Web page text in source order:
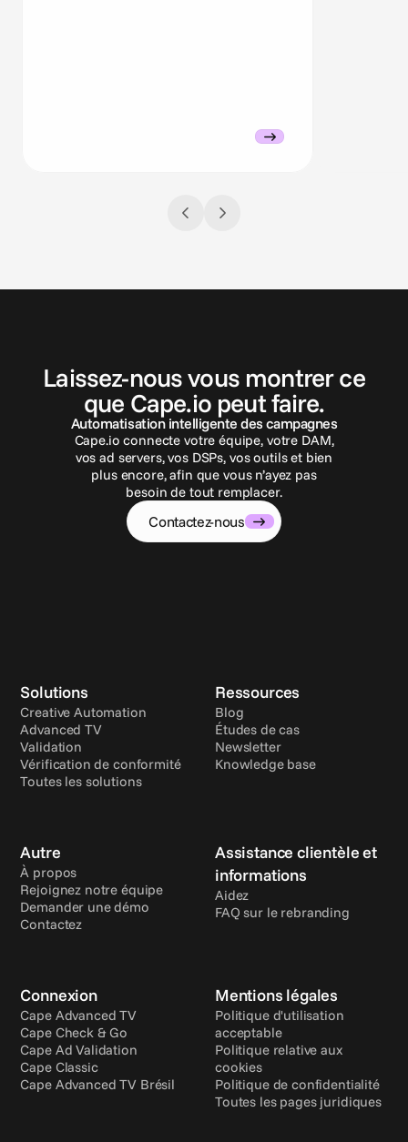
Laissez-nous vous montrer ce
que Cape.io peut faire.
Automatisation intelligente des campagnes
Cape.io connecte votre équipe, votre DAM,
vos ad servers, vos DSPs, vos outils et bien
plus encore, afin que vous n’ayez pas
besoin de tout remplacer.
Contactez-nous
Solutions
Creative Automation
Advanced TV
Validation
Vérification de conformité
Toutes les solutions
Ressources
Blog
Études de cas
Newsletter
Knowledge base
Autre
À propos
Rejoignez notre équipe
Demander une démo
Contactez
Assistance clientèle et
informations
Aidez
FAQ sur le rebranding
Connexion
Cape Advanced TV
Cape Check & Go
Cape Ad Validation
Cape Classic
Cape Advanced TV Brésil
Mentions légales
Politique d'utilisation
acceptable
Politique relative aux
cookies
Politique de confidentialité
Toutes les pages juridiques